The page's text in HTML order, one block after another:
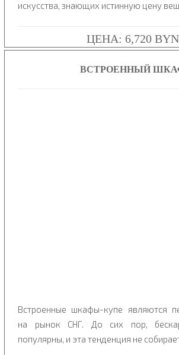
искусства, знающих истинную цену
ЦЕНА: 6,720 BYN
ВСТРОЕННЫЙ
Встроенные шкафы-купе являются
на рынок СНГ. До сих пор,
популярны, и эта тенденция не